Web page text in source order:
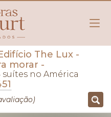
The Lux-
morar -
no América